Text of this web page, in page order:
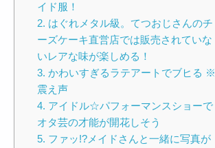
イド服！
2. はぐれメタル級。てつおじさんのチ
ーズケーキ直営店では販売されていな
いレアな味が楽しめる！
3. かわいすぎるラテアートでブヒる ※
震え声
4. アイドル☆パフォーマンスショーで
オタ芸の才能が開花しそう
5. ファッ!?メイドさんと一緒に写真が